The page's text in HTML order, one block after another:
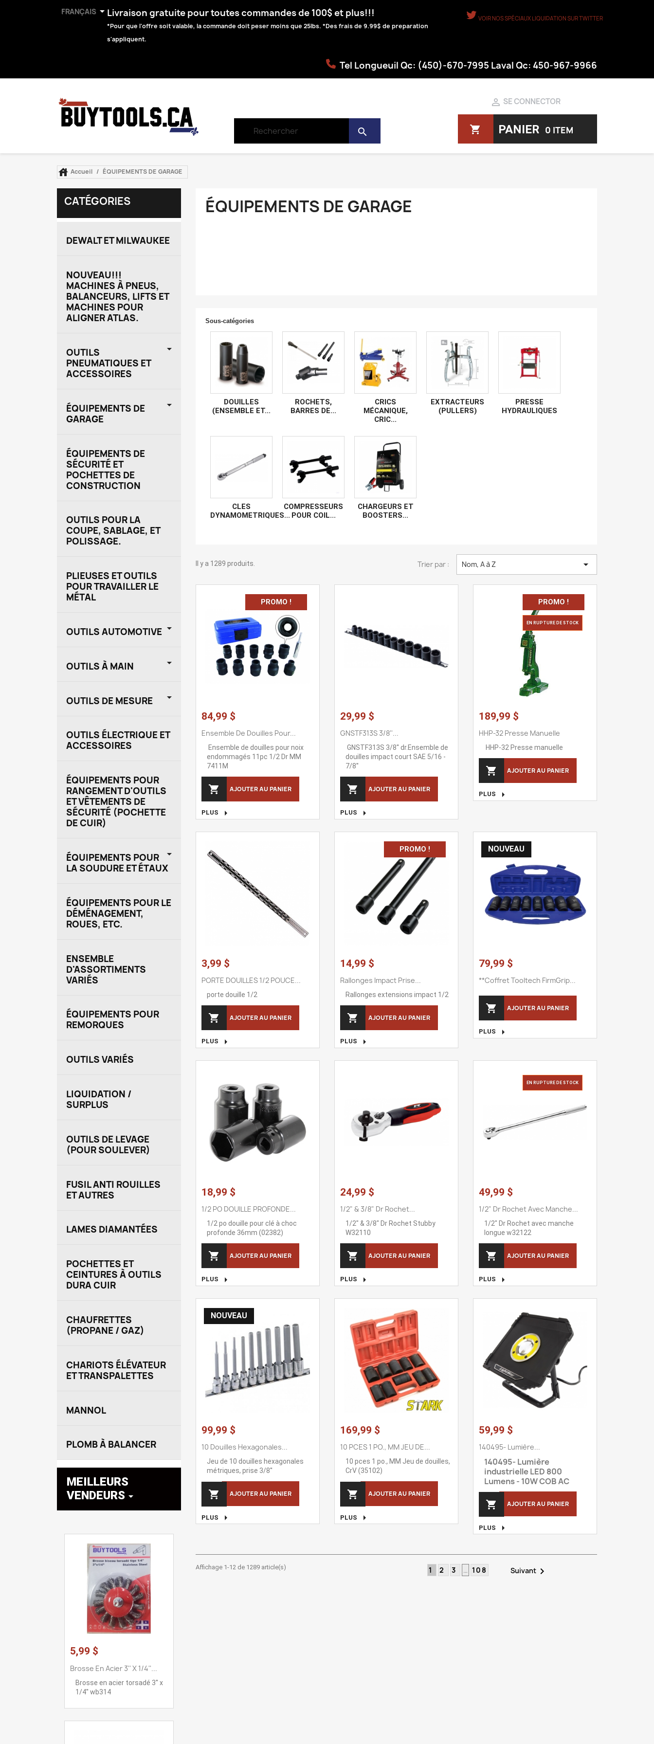
FRANÇAIS Livraison gratuite pour toutes commandes de 100$ et plus!!!
*Pour que l'offre soit valable, la commande doit peser moins que 25lbs. *Des frais de 9.99$ de preparation
s'appliquent.
VOIR NOS SPÉCIAUX LIQUIDATION SUR TWITTER
Tel Longueuil Qc: (450)-670-7995 Laval Qc: 450-967-9966
search
 SE CONNECTOR
shopping_cart PANIER 0 ITEM
 Accueil ÉQUIPEMENTS DE GARAGE
CATÉGORIES
DEWALT ET MILWAUKEE
NOUVEAU!!!
MACHINES À PNEUS,
BALANCEURS, LIFTS ET
MACHINES POUR
ALIGNER ATLAS.
OUTILS
PNEUMATIQUES ET
ACCESSOIRES

ÉQUIPEMENTS DE
GARAGE

ÉQUIPEMENTS DE
SÉCURITÉ ET
POCHETTES DE
CONSTRUCTION
OUTILS POUR LA
COUPE, SABLAGE, ET
POLISSAGE.
PLIEUSES ET OUTILS
POUR TRAVAILLER LE
MÉTAL
OUTILS AUTOMOTIVE 
OUTILS À MAIN 
OUTILS DE MESURE 
OUTILS ÉLECTRIQUE ET
ACCESSOIRES
ÉQUIPEMENTS POUR
RANGEMENT D'OUTILS
ET VÊTEMENTS DE
SÉCURITÉ (POCHETTE
DE CUIR)
ÉQUIPEMENTS POUR
LA SOUDURE ET ÉTAUX

ÉQUIPEMENTS POUR LE
DÉMÉNAGEMENT,
ROUES, ETC.
ENSEMBLE
D'ASSORTIMENTS
VARIÉS
ÉQUIPEMENTS POUR
REMORQUES
OUTILS VARIÉS
LIQUIDATION /
SURPLUS
OUTILS DE LEVAGE
(POUR SOULEVER)
FUSIL ANTI ROUILLES
ET AUTRES
LAMES DIAMANTÉES
POCHETTES ET
CEINTURES À OUTILS
DURA CUIR
CHAUFRETTES
(PROPANE / GAZ)
CHARIOTS ÉLÉVATEUR
ET TRANSPALETTES
MANNOL
PLOMB À BALANCER
MEILLEURS
VENDEURS 
5,99 $
Brosse En Acier 3'' X 1/4''...
Brosse en acier torsadé 3'' x
1/4'' wb314
ÉQUIPEMENTS DE GARAGE
Sous-catégories
DOUILLES
(ENSEMBLE ET...
ROCHETS,
BARRES DE...
CRICS
MÉCANIQUE,
CRIC...
EXTRACTEURS
(PULLERS)
PRESSE
HYDRAULIQUES
CLES
DYNAMOMETRIQUES...
COMPRESSEURS
POUR COIL...
CHARGEURS ET
BOOSTERS...
Il y a 1289 produits. Trier par : Nom, A à Z 
84,99 $
Ensemble De Douilles Pour...
Ensemble de douilles pour noix
endommagés 11pc 1/2 Dr MM
7411M
 AJOUTER AU PANIER
PLUS 
PROMO !
29,99 $
GNSTF313S 3/8''...
GNSTF313S 3/8'' dr.Ensemble de
douilles impact court SAE 5/16 -
7/8''
 AJOUTER AU PANIER
PLUS 
189,99 $
HHP-32 Presse Manuelle
HHP-32 Presse manuelle
 AJOUTER AU PANIER
PLUS 
PROMO !
EN RUPTURE DE STOCK
3,99 $
PORTE DOUILLES 1/2 POUCE...
porte douille 1/2
 AJOUTER AU PANIER
PLUS 
14,99 $
Rallonges Impact Prise...
Rallonges extensions impact 1/2
 AJOUTER AU PANIER
PLUS 
PROMO !
79,99 $
**Coffret Tooltech FirmGrip...
 AJOUTER AU PANIER
PLUS 
NOUVEAU
18,99 $
1/2 PO DOUILLE PROFONDE...
1/2 po douille pour clé à choc
profonde 36mm (02382)
 AJOUTER AU PANIER
PLUS 
24,99 $
1/2" & 3/8" Dr Rochet...
1/2" & 3/8" Dr Rochet Stubby
W32110
 AJOUTER AU PANIER
PLUS 
49,99 $
1/2" Dr Rochet Avec Manche...
1/2" Dr Rochet avec manche
longue w32122
 AJOUTER AU PANIER
PLUS 
EN RUPTURE DE STOCK
99,99 $
10 Douilles Hexagonales...
Jeu de 10 douilles hexagonales
métriques, prise 3/8''
 AJOUTER AU PANIER
PLUS 
NOUVEAU
169,99 $
10 PCES 1 PO., MM JEU DE...
10 pces 1 po., MM Jeu de douilles,
CrV (35102)
 AJOUTER AU PANIER
PLUS 
59,99 $
140495- Lumière...
140495- Lumière
industrielle LED 800
Lumens - 10W COB AC
 AJOUTER AU PANIER
PLUS 
Affichage 1-12 de 1289 article(s) 1 2 3 … 108 Suivant